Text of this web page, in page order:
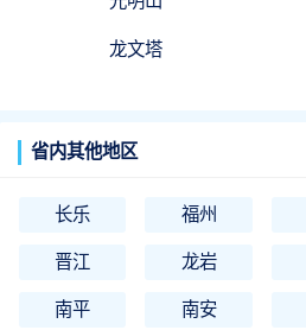
龙文塔
省内其他地区
长乐 福州
晋江 龙岩
南平 南安